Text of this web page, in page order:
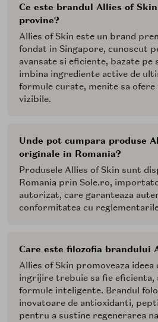
Ce este brandul Allies of
provine?
Allies of Skin este un brand
fondat in Singapore, cunoscut
avansate si eficiente, bazate
imbina ingrediente active de
formule curate, menite sa
vizibile.
Unde pot cumpara produse
originale in Romania?
Produsele Allies of Skin sunt
Romania prin Sole.ro,
autorizat, care garanteaza
conformitatea cu
Care este filozofia brandului
Allies of Skin promoveaza ideea
ingrijire trebuie sa fie eficienta,
formule inteligente. Brandul
inovatoare de antioxidanti,
pentru a sustine regenerarea